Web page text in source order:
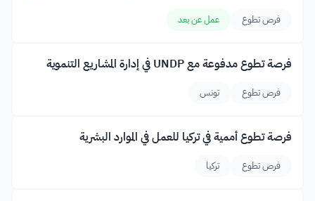
فرص تطوع عمل عن بعد
فرصة تطوع مدفوعة مع UNDP في إدارة المشاريع التنموية
فرص تطوع تونس
فرصة تطوع أممية في تركيا للعمل في الموارد البشرية
فرص تطوع تركيا